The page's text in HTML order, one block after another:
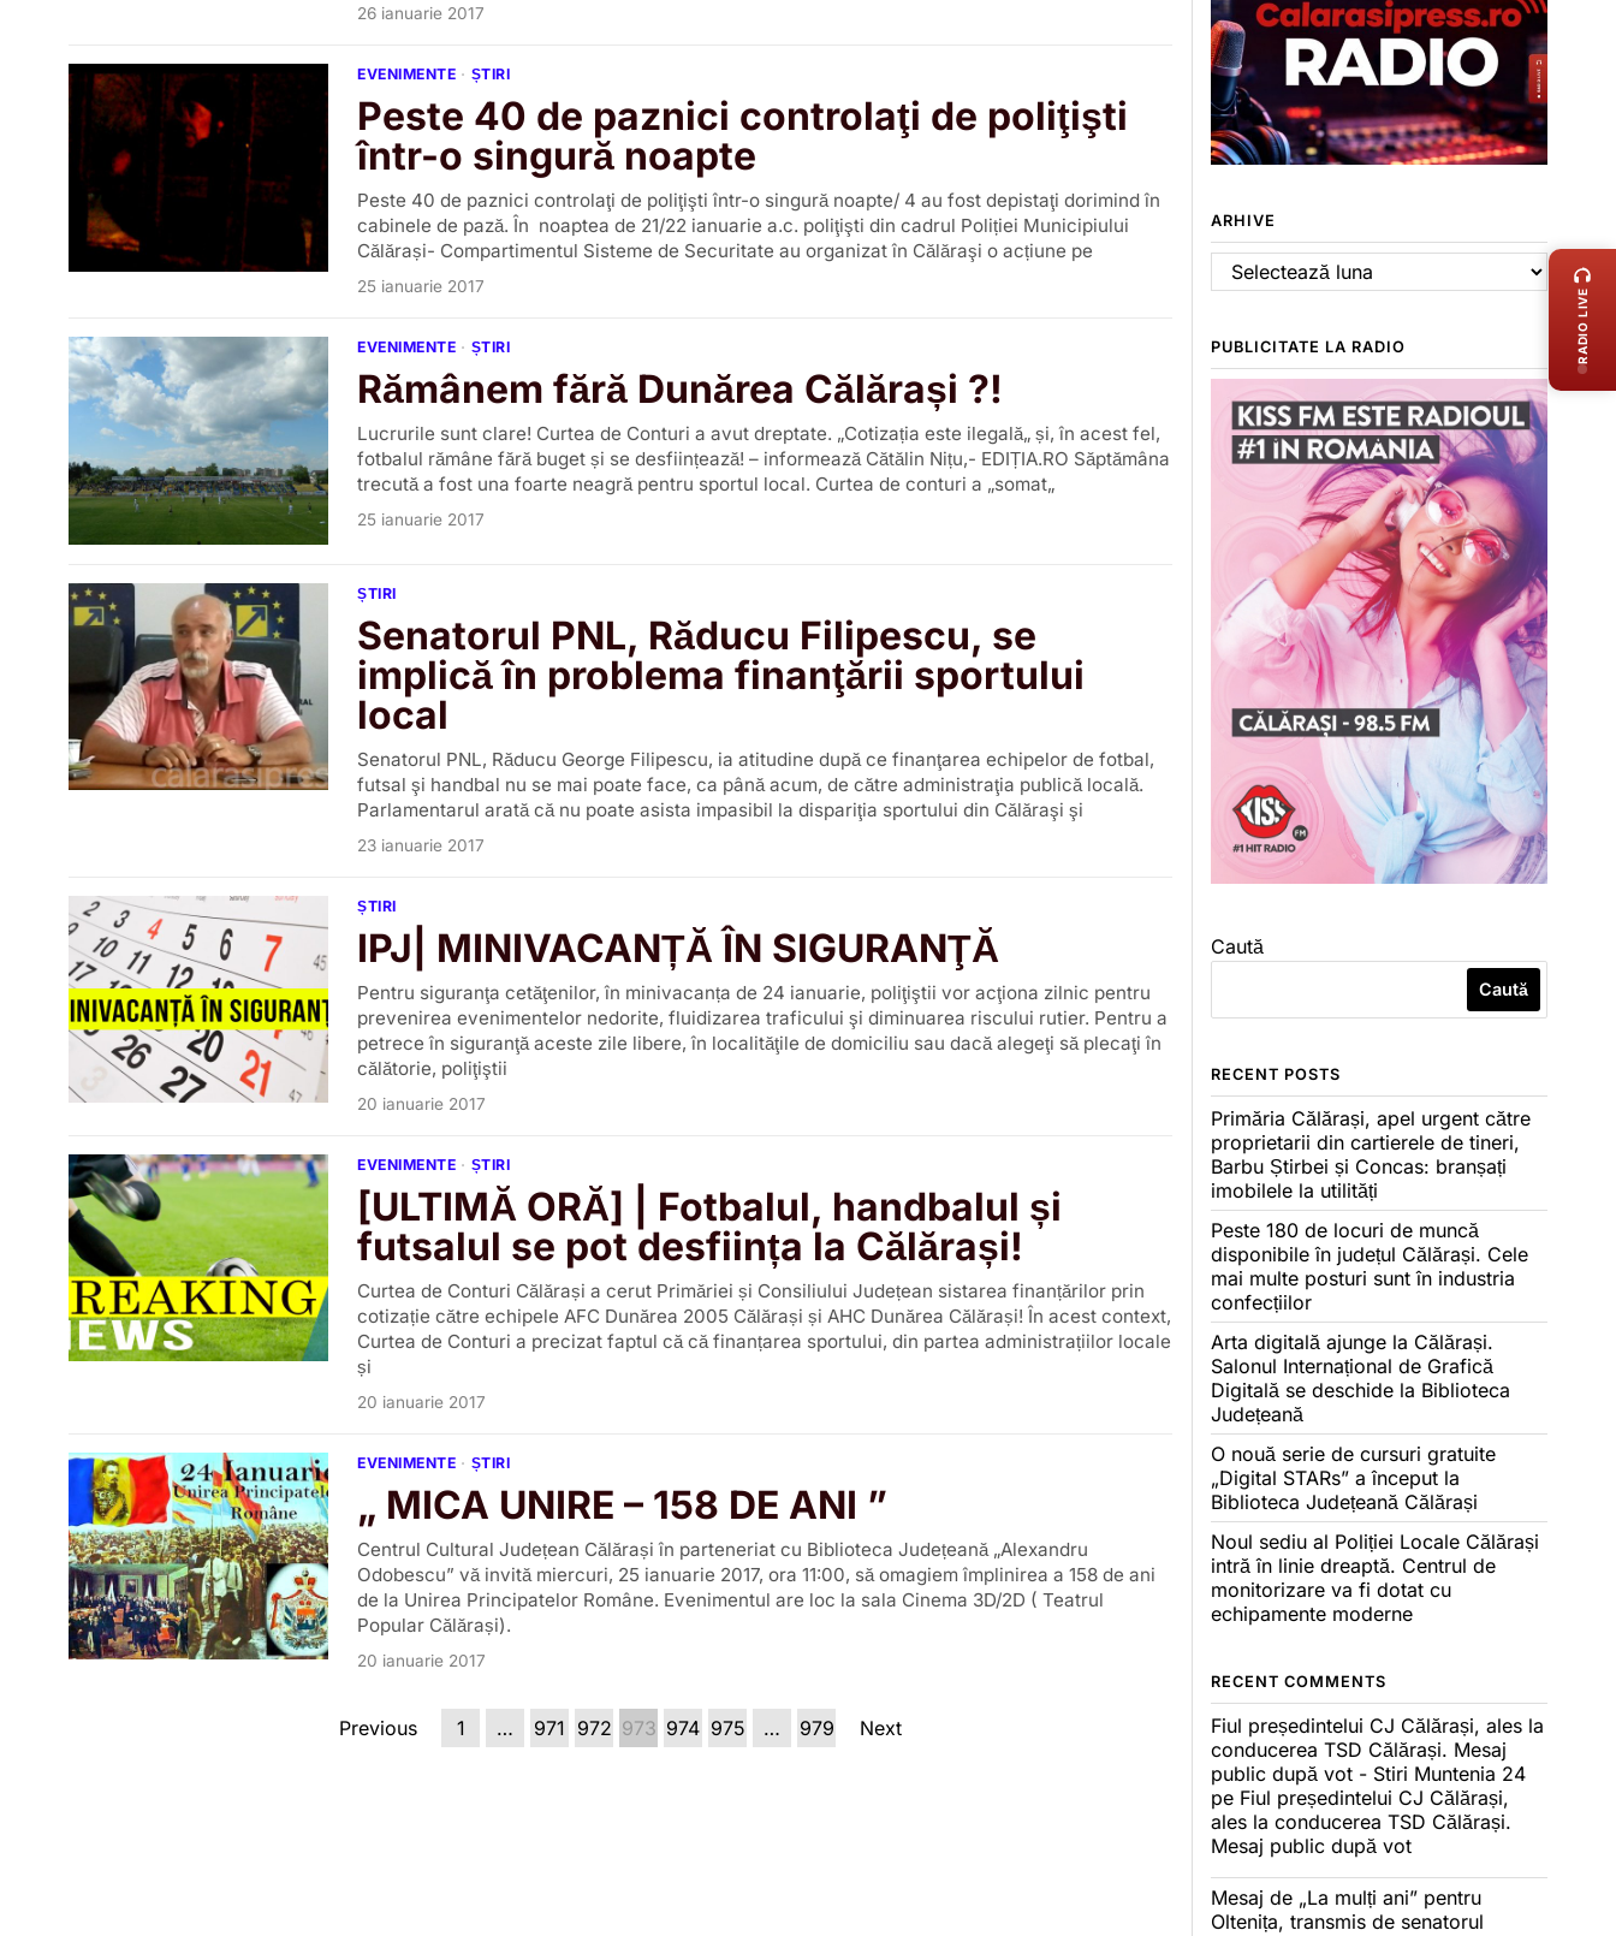
26 ianuarie 2017
EVENIMENTE · ȘTIRI
Peste 40 de paznici controlaţi de poliţişti
într-o singură noapte
Peste 40 de paznici controlaţi de poliţişti într-o singură noapte/ 4 au fost depistaţi dorimind în
cabinele de pază. În noaptea de 21/22 ianuarie a.c. poliţişti din cadrul Poliției Municipiului
Călărași- Compartimentul Sisteme de Securitate au organizat în Călăraşi o acțiune pe
25 ianuarie 2017
EVENIMENTE · ȘTIRI
Rămânem fără Dunărea Călărași ?!
Lucrurile sunt clare! Curtea de Conturi a avut dreptate. „Cotizația este ilegală„ și, în acest fel,
fotbalul rămâne fără buget și se desființează! – informează Cătălin Nițu,- EDIȚIA.RO Săptămâna
trecută a fost una foarte neagră pentru sportul local. Curtea de conturi a „somat„
25 ianuarie 2017
ȘTIRI
Senatorul PNL, Răducu Filipescu, se
implică în problema finanţării sportului
local
Senatorul PNL, Răducu George Filipescu, ia atitudine după ce finanţarea echipelor de fotbal,
futsal şi handbal nu se mai poate face, ca până acum, de către administraţia publică locală.
Parlamentarul arată că nu poate asista impasibil la dispariţia sportului din Călăraşi şi
23 ianuarie 2017
ȘTIRI
IPJ| MINIVACANȚĂ ÎN SIGURANŢĂ
Pentru siguranţa cetăţenilor, în minivacanța de 24 ianuarie, poliţiştii vor acţiona zilnic pentru
prevenirea evenimentelor nedorite, fluidizarea traficului şi diminuarea riscului rutier. Pentru a
petrece în siguranţă aceste zile libere, în localităţile de domiciliu sau dacă alegeţi să plecaţi în
călătorie, poliţiştii
20 ianuarie 2017
EVENIMENTE · ȘTIRI
[ULTIMĂ ORĂ] | Fotbalul, handbalul și
futsalul se pot desființa la Călărași!
Curtea de Conturi Călărași a cerut Primăriei și Consiliului Județean sistarea finanțărilor prin
cotizație către echipele AFC Dunărea 2005 Călărași și AHC Dunărea Călărași! În acest context,
Curtea de Conturi a precizat faptul că că finanțarea sportului, din partea administrațiilor locale
și
20 ianuarie 2017
EVENIMENTE · ȘTIRI
„ MICA UNIRE – 158 DE ANI ”
Centrul Cultural Județean Călărași în parteneriat cu Biblioteca Județeană „Alexandru
Odobescu” vă invită miercuri, 25 ianuarie 2017, ora 11:00, să omagiem împlinirea a 158 de ani
de la Unirea Principatelor Române. Evenimentul are loc la sala Cinema 3D/2D ( Teatrul
Popular Călărași).
20 ianuarie 2017
Previous 1 … 971 972 973 974 975 … 979 Next
ARHIVE
Arhive
PUBLICITATE LA RADIO
Caută
Caută
RECENT POSTS
Primăria Călărași, apel urgent către
proprietarii din cartierele de tineri,
Barbu Știrbei și Concas: branșați
imobilele la utilități
Peste 180 de locuri de muncă
disponibile în județul Călărași. Cele
mai multe posturi sunt în industria
confecțiilor
Arta digitală ajunge la Călărași.
Salonul Internațional de Grafică
Digitală se deschide la Biblioteca
Județeană
O nouă serie de cursuri gratuite
„Digital STARs” a început la
Biblioteca Județeană Călărași
Noul sediu al Poliției Locale Călărași
intră în linie dreaptă. Centrul de
monitorizare va fi dotat cu
echipamente moderne
RECENT COMMENTS
Fiul președintelui CJ Călărași, ales la
conducerea TSD Călărași. Mesaj
public după vot - Stiri Muntenia 24
pe Fiul președintelui CJ Călărași,
ales la conducerea TSD Călărași.
Mesaj public după vot
Mesaj de „La mulți ani” pentru
Oltenița, transmis de senatorul
RADIO LIVE